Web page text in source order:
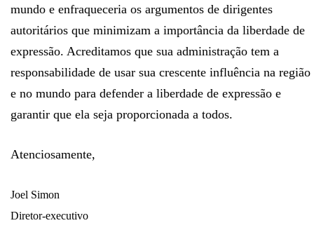
mundo e enfraqueceria os argumentos de dirigentes
autoritários que minimizam a importância da liberdade de
expressão. Acreditamos que sua administração tem a
responsabilidade de usar sua crescente influência na região
e no mundo para defender a liberdade de expressão e
garantir que ela seja proporcionada a todos.
Atenciosamente,
Joel Simon
Diretor-executivo